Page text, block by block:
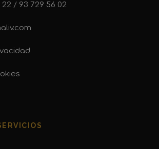
22 / 93 729 56 02